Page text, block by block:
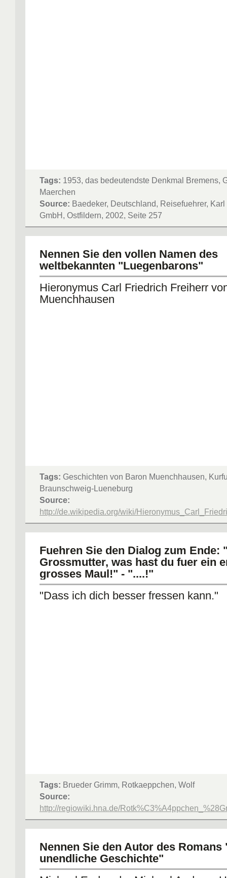
Tags: 1953, das bedeutendste Denkmal Bremens,
Maerchen
Source: Baedeker, Deutschland, Reisefuehrer,
GmbH, Ostfildern, 2002, Seite 257
Nennen Sie den vollen Namen des
weltbekannten "Luegenbarons"
Hieronymus Carl Friedrich Freiherr
Muenchhausen
Tags: Geschichten von Baron Muenchhausen,
Braunschweig-Lueneburg
Source:
http://de.wikipedia.org/wiki/
Fuehren Sie den Dialog zum Ende:
Grossmutter, was hast du fuer ein
grosses Maul!" - "....!"
"Dass ich dich besser fressen kann."
Tags: Brueder Grimm, Rotkaeppchen, Wolf
Source:
http://regiowiki.hna.de/
Nennen Sie den Autor des Romans
unendliche Geschichte"